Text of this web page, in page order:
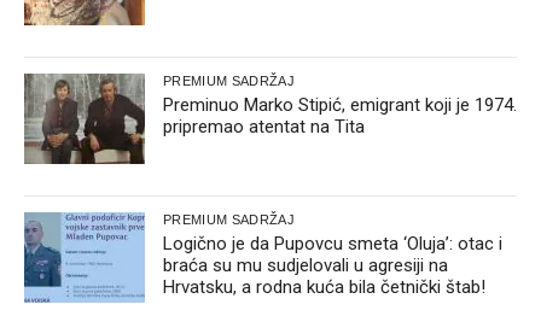
PREMIUM SADRŽAJ
Preminuo Marko Stipić, emigrant koji je 1974.
pripremao atentat na Tita
PREMIUM SADRŽAJ
Logično je da Pupovcu smeta ‘Oluja’: otac i
braća su mu sudjelovali u agresiji na
Hrvatsku, a rodna kuća bila četnički štab!